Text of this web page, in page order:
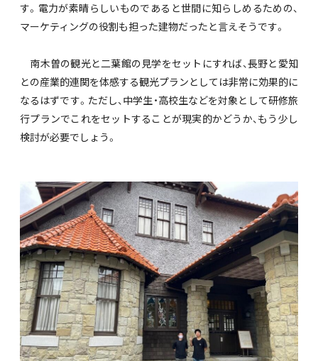
す。電力が素晴らしいものであると世間に知らしめるための、
マーケティングの役割も担った建物だったと言えそうです。
南木曽の観光と二葉館の見学をセットにすれば、長野と愛知
との産業的連関を体感する観光プランとしては非常に効果的に
なるはずです。ただし、中学生・高校生などを対象として研修旅
行プランでこれをセットすることが現実的かどうか、もう少し
検討が必要でしょう。